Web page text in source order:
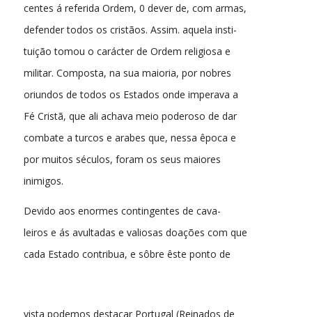
centes á referida Ordem, 0 dever de, com armas,
defender todos os cristãos. Assim. aquela insti-
tuição tomou o carácter de Ordem religiosa e
militar. Composta, na sua maioria, por nobres
oriundos de todos os Estados onde imperava a
Fé Cristã, que ali achava meio poderoso de dar
combate a turcos e arabes que, nessa êpoca e
por muitos séculos, foram os seus maiores
inimigos.
Devido aos enormes contingentes de cava-
leiros e ás avultadas e valiosas doações com que
cada Estado contribua, e sôbre êste ponto de
vista podemos destacar Portugal (Reinados de